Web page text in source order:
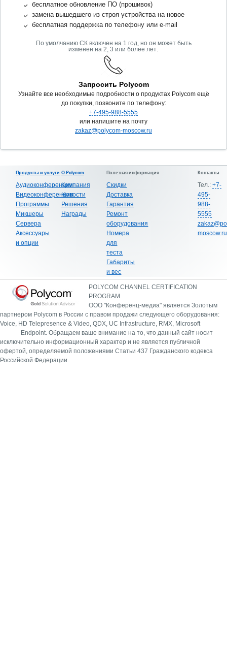
бесплатное обновление ПО (прошивок)
замена вышедшего из строя устройства на новое
бесплатная поддержка по телефону или e-mail
По умолчанию СК включен на 1 год, но он может быть
изменен на 2, 3 или более лет.
Запросить Polycom
Узнайте все необходимые подробности о продуктах Polycom ещё
до покупки, позвоните по телефону:
+7-495-988-5555
или напишите на почту
zakaz@polycom-moscow.ru
Продукты и услуги
Аудиоконференции
Видеоконференции
Программы
Микшеры
Сервера
Аксессуары
и опции
О Polycom
Компания
Новости
Решения
Награды
Полезная информация
Скидки
Доставка
Гарантия
Ремонт
оборудования
Номера
для
теста
Габариты
и вес
Контакты
Тел.: +7-
495-
988-
5555
moscow.ru
POLYCOM CHANNEL CERTIFICATION
PROGRAM
ООО "Конференц-медиа" является Золотым
партнером Polycom в России с правом продажи следующего оборудования:
Voice, HD Telepresence & Video, QDX, UC Infrastructure, RMX, Microsoft
Endpoint. Обращаем ваше внимание на то, что данный сайт носит
исключительно информационный характер и не является публичной
офертой, определяемой положениями Статьи 437 Гражданского кодекса
Российской Федерации.